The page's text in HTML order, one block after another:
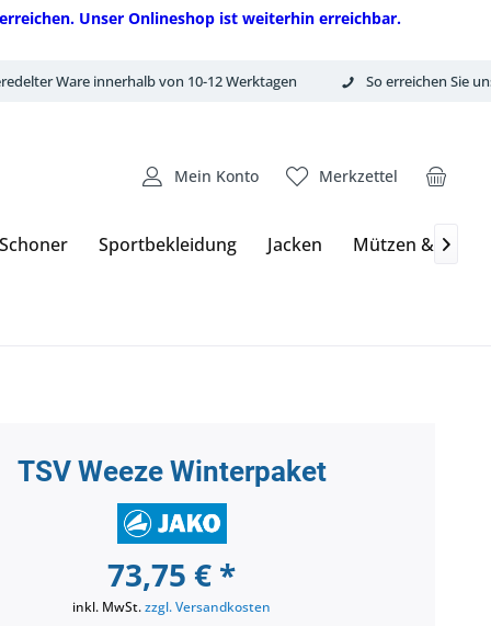
Unser Onlineshop ist weiterhin erreichbar.
Ware innerhalb von 10-12 Werktagen So erreichen Sie
Merkzettel
Mein Konto
Sportbekleidung Jacken Mützen & 
TSV Weeze Winterpaket
73,75 € *
inkl. MwSt.zzgl. Versandkosten